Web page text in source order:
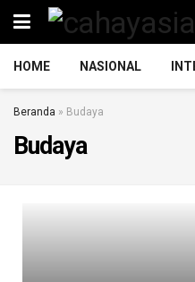
HOME NASIONAL
Beranda » Budaya
Budaya